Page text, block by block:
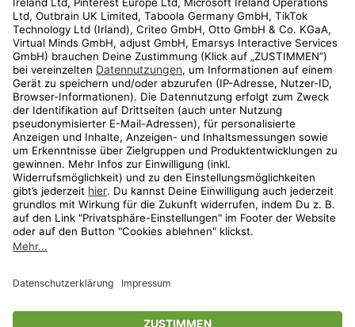
Kundenservice
Shop
Aktionen
Travel